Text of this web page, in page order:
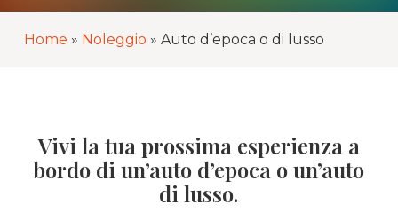
Home » Noleggio » Auto d’epoca o di lusso
Vivi la tua prossima esperienza a
bordo di un’auto d’epoca o un’auto
di lusso.